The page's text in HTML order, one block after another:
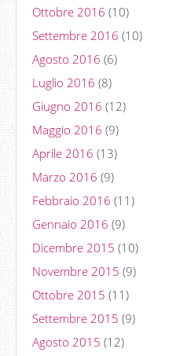
Ottobre 2016 (10)
Settembre 2016 (10)
Agosto 2016 (6)
Luglio 2016 (8)
Giugno 2016 (12)
Maggio 2016 (9)
Aprile 2016 (13)
Marzo 2016 (9)
Febbraio 2016 (11)
Gennaio 2016 (9)
Dicembre 2015 (10)
Novembre 2015 (9)
Ottobre 2015 (11)
Settembre 2015 (9)
Agosto 2015 (12)